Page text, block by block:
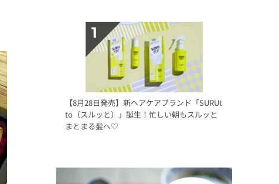
【8月28日発売】新ヘアケアブランド「SURUt
to（スルッと）」誕生！忙しい朝もスルッと
まとまる髪へ♡